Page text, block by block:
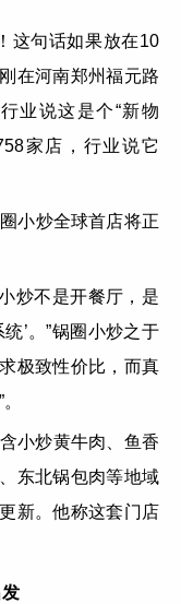
句话如果放在10
在河南郑州福元路
业说这是个“新物
家店，行业说它
小炒全球首店将正
炒不是开餐厅，是
’。”锅圈小炒之于
极致性价比，而真
小炒黄牛肉、鱼香
东北锅包肉等地域
新。他称这套门店